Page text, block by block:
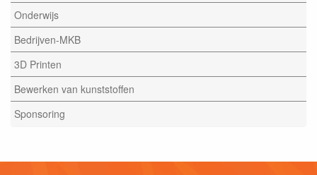
Onderwijs
Bedrijven-MKB
3D Printen
Bewerken van kunststoffen
Sponsoring